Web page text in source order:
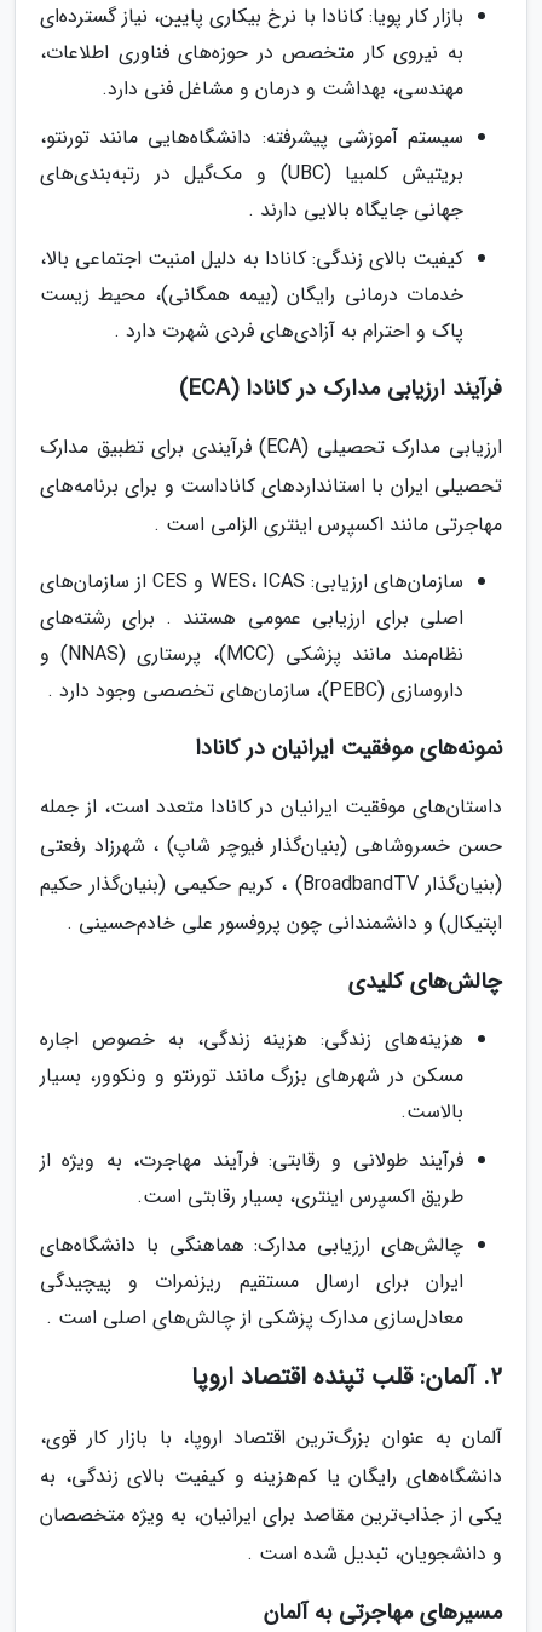
بازار کار پویا: کانادا با نرخ بیکاری پایین، نیاز گسترده‌ای
به نیروی کار متخصص در حوزه‌های فناوری اطلاعات،
مهندسی، بهداشت و درمان و مشاغل فنی دارد.
سیستم آموزشی پیشرفته: دانشگاه‌هایی مانند تورنتو،
بریتیش کلمبیا (UBC) و مک‌گیل در رتبه‌بندی‌های
جهانی جایگاه بالایی دارند .
کیفیت بالای زندگی: کانادا به دلیل امنیت اجتماعی بالا،
خدمات درمانی رایگان (بیمه همگانی)، محیط زیست
پاک و احترام به آزادی‌های فردی شهرت دارد .
فرآیند ارزیابی مدارک در کانادا (ECA)
ارزیابی مدارک تحصیلی (ECA) فرآیندی برای تطبیق مدارک
تحصیلی ایران با استانداردهای کاناداست و برای برنامه‌های
مهاجرتی مانند اکسپرس اینتری الزامی است .
سازمان‌های ارزیابی: WES، ICAS و CES از سازمان‌های
اصلی برای ارزیابی عمومی هستند . برای رشته‌های
نظام‌مند مانند پزشکی (MCC)، پرستاری (NNAS) و
داروسازی (PEBC)، سازمان‌های تخصصی وجود دارد .
نمونه‌های موفقیت ایرانیان در کانادا
داستان‌های موفقیت ایرانیان در کانادا متعدد است، از جمله
حسن خسروشاهی (بنیان‌گذار فیوچر شاپ) ، شهرزاد رفعتی
(بنیان‌گذار BroadbandTV) ، کریم حکیمی (بنیان‌گذار حکیم
اپتیکال) و دانشمندانی چون پروفسور علی خادم‌حسینی .
چالش‌های کلیدی
هزینه‌های زندگی: هزینه زندگی، به خصوص اجاره
مسکن در شهرهای بزرگ مانند تورنتو و ونکوور، بسیار
بالاست.
فرآیند طولانی و رقابتی: فرآیند مهاجرت، به ویژه از
طریق اکسپرس اینتری، بسیار رقابتی است.
چالش‌های ارزیابی مدارک: هماهنگی با دانشگاه‌های
ایران برای ارسال مستقیم ریزنمرات و پیچیدگی
معادل‌سازی مدارک پزشکی از چالش‌های اصلی است .
2. آلمان: قلب تپنده اقتصاد اروپا
آلمان به عنوان بزرگ‌ترین اقتصاد اروپا، با بازار کار قوی،
دانشگاه‌های رایگان یا کم‌هزینه و کیفیت بالای زندگی، به
یکی از جذاب‌ترین مقاصد برای ایرانیان، به ویژه متخصصان
و دانشجویان، تبدیل شده است .
مسیرهای مهاجرتی به آلمان